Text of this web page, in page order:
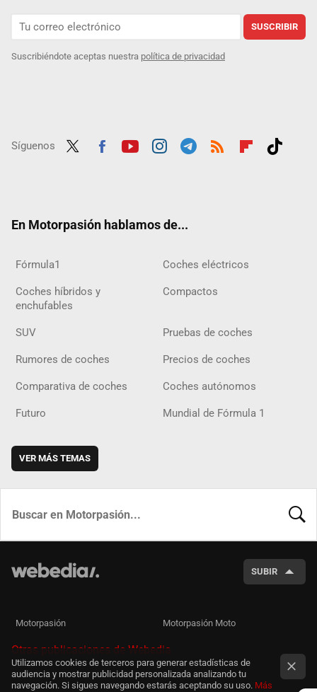
SUSCRIBIR
Suscribiéndote aceptas nuestra política de privacidad
Síguenos
En Motorpasión hablamos de...
Fórmula1 Coches eléctricos
Coches híbridos y
enchufables
Compactos
SUV Pruebas de coches
Rumores de coches Precios de coches
Comparativa de coches Coches autónomos
Futuro Mundial de Fórmula 1
VER MÁS TEMAS
SUBIR
Motorpasión Motorpasión Moto
Otras publicaciones de Webedia
Utilizamos cookies de terceros para generar estadísticas de
audiencia y mostrar publicidad personalizada analizando tu
navegación. Si sigues navegando estarás aceptando su uso. Más